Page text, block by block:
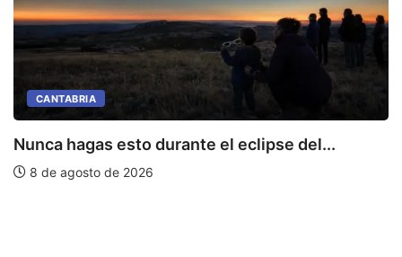
CANTABRIA
Nunca hagas esto durante el eclipse del...
8 de agosto de 2026